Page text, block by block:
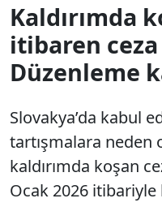
Kaldırımda
itibaren
Düzenleme
Slovakya’da kabul
tartışmalara neden
kaldırımda koşan
Ocak 2026 itibariyle